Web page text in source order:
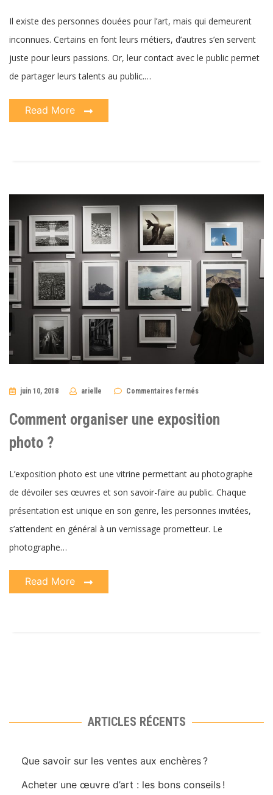
Il existe des personnes douées pour l’art, mais qui demeurent
inconnues. Certains en font leurs métiers, d’autres s’en servent
juste pour leurs passions. Or, leur contact avec le public permet
de partager leurs talents au public.…
Read More
juin 10, 2018 arielle Commentaires fermésComment
une
exposition
Comment organiser une exposition
photo ?
L’exposition photo est une vitrine permettant au photographe
de dévoiler ses œuvres et son savoir-faire au public. Chaque
présentation est unique en son genre, les personnes invitées,
s’attendent en général à un vernissage prometteur. Le
photographe…
Read More
ARTICLES RÉCENTS
Que savoir sur les ventes aux enchères ?
Acheter une œuvre d’art : les bons conseils !